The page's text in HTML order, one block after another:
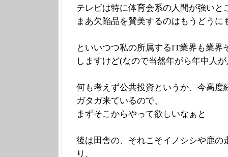
テレビは特に体育会系の人間が強いと
まあ欠陥品を賛美するのはもうどうに
といいつつ私の所属するIT業界も業界
しますけど(なので当然年がら年中人
何も考えず公共投資というか、今高度
ガタガ来ているので、
まずそこからやって欲しいなぁと
後は田舎の、それこそイノシシや鹿の
り、